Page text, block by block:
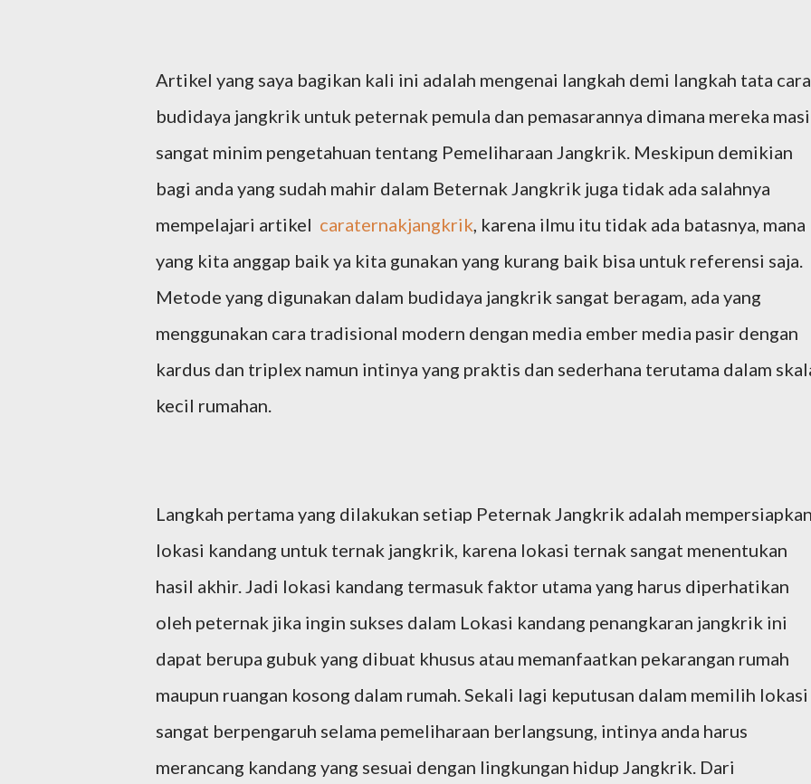
Artikel yang saya bagikan kali ini adalah mengenai langkah demi langkah tata cara
budidaya jangkrik untuk peternak pemula dan pemasarannya dimana mereka
sangat minim pengetahuan tentang Pemeliharaan Jangkrik. Meskipun demikian
bagi anda yang sudah mahir dalam Beternak Jangkrik juga tidak ada salahnya
mempelajari artikel caraternakjangkrik, karena ilmu itu tidak ada batasnya, mana
yang kita anggap baik ya kita gunakan yang kurang baik bisa untuk referensi saja.
Metode yang digunakan dalam budidaya jangkrik sangat beragam, ada yang
menggunakan cara tradisional modern dengan media ember media pasir dengan
kardus dan triplex namun intinya yang praktis dan sederhana terutama dalam
kecil rumahan.
Langkah pertama yang dilakukan setiap Peternak Jangkrik adalah
lokasi kandang untuk ternak jangkrik, karena lokasi ternak sangat menentukan
hasil akhir. Jadi lokasi kandang termasuk faktor utama yang harus diperhatikan
oleh peternak jika ingin sukses dalam Lokasi kandang penangkaran jangkrik ini
dapat berupa gubuk yang dibuat khusus atau memanfaatkan pekarangan rumah
maupun ruangan kosong dalam rumah. Sekali lagi keputusan dalam memilih lokasi
sangat berpengaruh selama pemeliharaan berlangsung, intinya anda harus
merancang kandang yang sesuai dengan lingkungan hidup Jangkrik. Dari